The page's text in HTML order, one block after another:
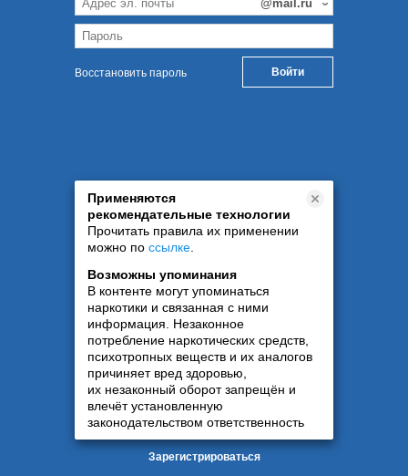
Восстановить пароль
Применяются
рекомендательные технологии
Прочитать правила их применении
можно по ссылке
Возможны упоминания
В контенте могут упоминаться
наркотики и связанная с ними
информация. Незаконное
потребление наркотических средств,
психотропных веществ и их аналогов
причиняет вред здоровью,
их незаконный оборот запрещён и
влечёт установленную
законодательством ответственность
Зарегистрироваться